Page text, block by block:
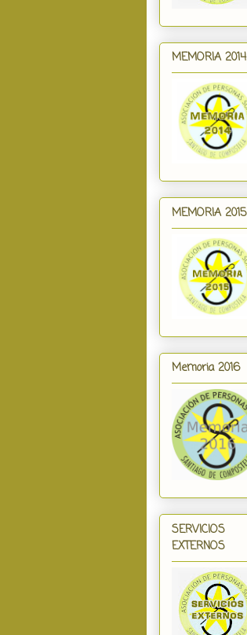
MEMORIA 2014
MEMORIA 2015
Memoria 2016
SERVICIOS
EXTERNOS